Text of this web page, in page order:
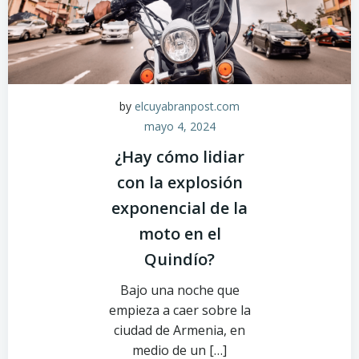
by elcuyabranpost.com
mayo 4, 2024
¿Hay cómo lidiar
con la explosión
exponencial de la
moto en el
Quindío?
Bajo una noche que
empieza a caer sobre la
ciudad de Armenia, en
medio de un […]